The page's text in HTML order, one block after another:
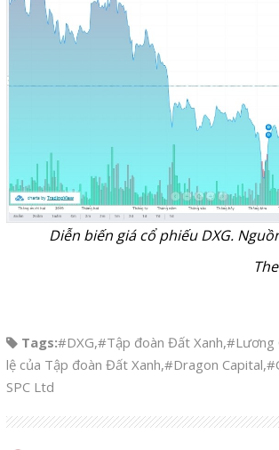
Diễn biến giá cổ phiếu DXG.
Tags:#DXG,#Tập đoàn Đất Xanh,#Lương
lệ của Tập đoàn Đất Xanh,#Dragon Capital,
SPC Ltd